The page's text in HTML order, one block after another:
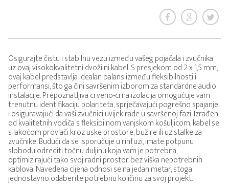
Osigurajte čistu i stabilnu vezu između vašeg pojačala i zvučnika
uz ovaj visokokvalitetni dvožilni kabel. S presjekom od 2 x 1,5 mm,
ovaj kabel predstavlja idealan balans između fleksibilnosti i
performansi, što ga čini savršenim izborom za standardne audio
instalacije. Prepoznatljiva crveno-crna izolacija omogućuje vam
trenutnu identifikaciju polariteta, sprječavajući pogrešno spajanje
i osiguravajući da vaši zvučnici uvijek rade u savršenoj fazi. Izrađen
od kvalitetnih vodiča s fleksibilnom vanjskom košuljicom, kabel se
s lakoćom provlači kroz uske prostore, bužire ili uz stalke za
zvučnike. Budući da se isporučuje u rinfuzi, imate potpunu
slobodu odrediti točnu duljinu koja vam je potrebna,
optimizirajući tako svoj radni prostor bez viška nepotrebnih
kablova. Navedena cijena odnosi se na jedan metar, stoga
jednostavno odaberite potrebnu količinu za svoj projekt.